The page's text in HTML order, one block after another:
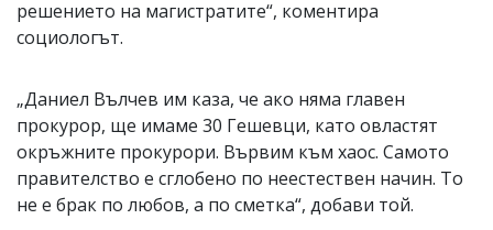
решението на магистратите“, коментира
социологът.
„Даниел Вълчев им каза, че ако няма главен
прокурор, ще имаме 30 Гешевци, като овластят
окръжните прокурори. Вървим към хаос. Самото
правителство е сглобено по неестествен начин. То
не е брак по любов, а по сметка“, добави той.